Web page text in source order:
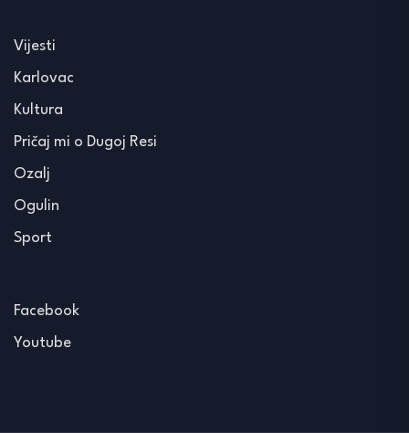
Vijesti
Karlovac
Kultura
Pričaj mi o Dugoj Resi
Ozalj
Ogulin
Sport
Facebook
Youtube